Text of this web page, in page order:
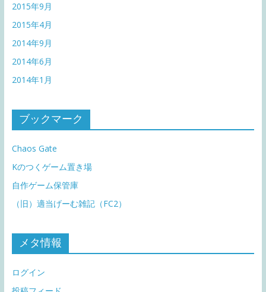
2015年9月
2015年4月
2014年9月
2014年6月
2014年1月
ブックマーク
Chaos Gate
Kのつくゲーム置き場
自作ゲーム保管庫
（旧）適当げーむ雑記（FC2）
メタ情報
ログイン